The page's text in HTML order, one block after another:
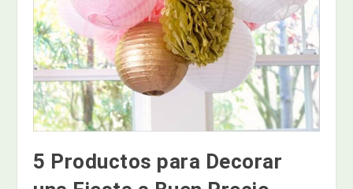
5 Productos para Decorar